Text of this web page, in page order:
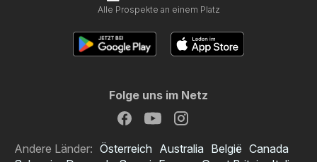
Alle Prospekte an einem Platz
Folge uns im Netz
Andere Länder: Österreich Australia België Canada